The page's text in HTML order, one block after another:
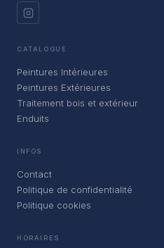
CATALOGUE
Peintures Intérieures
Peintures Extérieures
Traitement bois et extérieur
Enduits
INFOS
Contact
Politique de confidentialité
Politique cookies
HORAIRES